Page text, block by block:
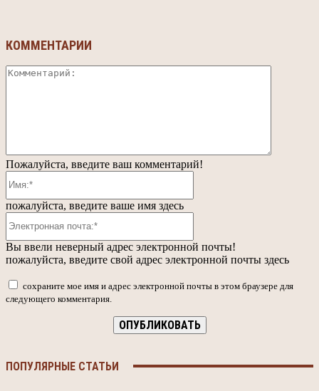
КОММЕНТАРИИ
Пожалуйста, введите ваш комментарий!
пожалуйста, введите ваше имя здесь
Вы ввели неверный адрес электронной почты!
пожалуйста, введите свой адрес электронной почты здесь
сохраните мое имя и адрес электронной почты в этом браузере для
следующего комментария.
ПОПУЛЯРНЫЕ СТАТЬИ